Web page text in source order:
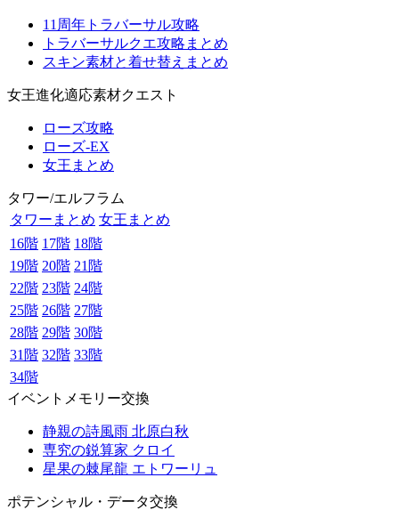
11周年トラバーサル攻略
トラバーサルクエ攻略まとめ
スキン素材と着せ替えまとめ
女王進化適応素材クエスト
ローズ攻略
ローズ-EX
女王まとめ
タワー/エルフラム
タワーまとめ 女王まとめ
16階 17階 18階
19階 20階 21階
22階 23階 24階
25階 26階 27階
28階 29階 30階
31階 32階 33階
34階
イベントメモリー交換
静親の詩風雨 北原白秋
専究の鋭算家 クロイ
星果の棘尾龍 エトワーリュ
ポテンシャル・データ交換